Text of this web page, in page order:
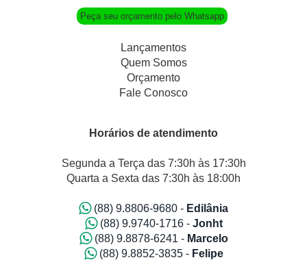
Peça seu orçamento pelo Whatsapp
Lançamentos
Quem Somos
Orçamento
Fale Conosco
Horários de atendimento
Segunda a Terça das 7:30h às 17:30h
Quarta a Sexta das 7:30h às 18:00h
(88) 9.8806-9680 - Edilânia
(88) 9.9740-1716 - Jonht
(88) 9.8878-6241 - Marcelo
(88) 9.8852-3835 - Felipe